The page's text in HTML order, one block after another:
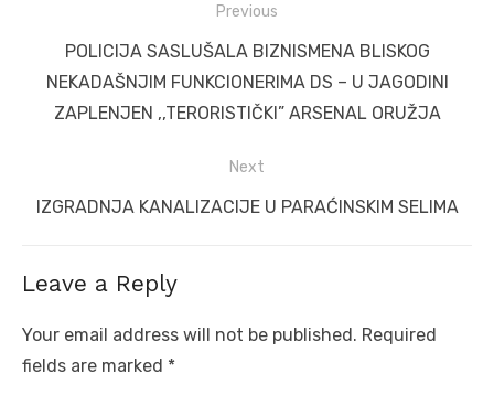
navigation
Previous
Previous
post:
POLICIJA SASLUŠALA BIZNISMENA BLISKOG
NEKADAŠNJIM FUNKCIONERIMA DS – U JAGODINI
ZAPLENJEN ,,TERORISTIČKI” ARSENAL ORUŽJA
Next
Next
IZGRADNJA KANALIZACIJE U PARAĆINSKIM SELIMA
Leave a Reply
Your email address will not be published. Required
fields are marked *